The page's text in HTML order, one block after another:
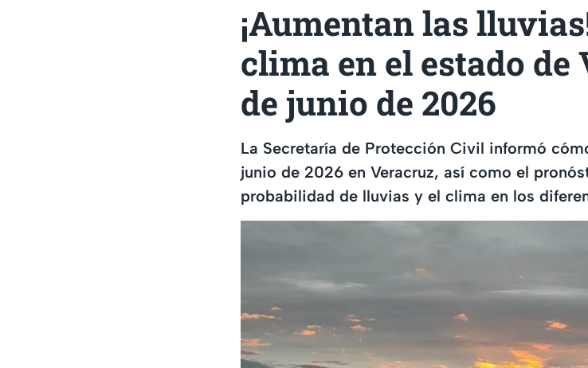
¡Aumentan las
clima en el estado de
de junio de 2026
La Secretaría de Protección Civil informó
junio de 2026 en Veracruz, así como el
probabilidad de lluvias y el clima en los